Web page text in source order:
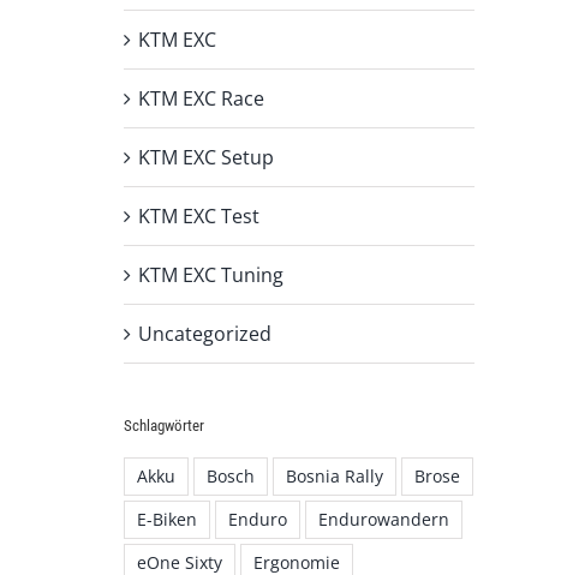
KTM EXC
KTM EXC Race
KTM EXC Setup
KTM EXC Test
KTM EXC Tuning
Uncategorized
Schlagwörter
Akku Bosch Bosnia Rally
Brose
E-Biken
Enduro
Endurowandern
eOne Sixty
Ergonomie